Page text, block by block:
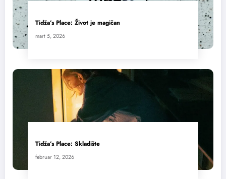
Tidža’s Place: Život je magičan
mart 5, 2026
Tidža’s Place: Skladište
februar 12, 2026